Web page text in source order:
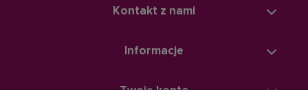
Kontakt z nami
Informacje
Twoje konto